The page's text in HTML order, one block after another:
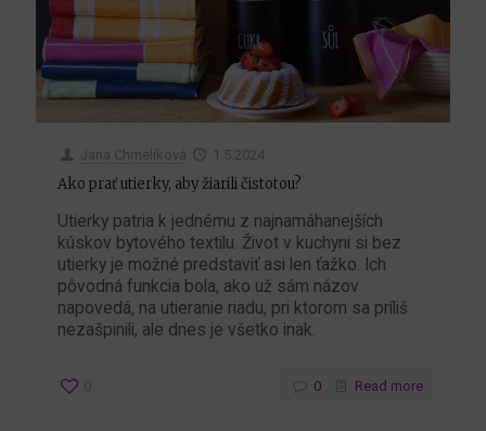
Jana Chmelíková 1.5.2024
Ako prať utierky, aby žiarili čistotou?
Utierky patria k jednému z najnamáhanejších
kúskov bytového textilu. Život v kuchyni si bez
utierky je možné predstaviť asi len ťažko. Ich
pôvodná funkcia bola, ako už sám názov
napovedá, na utieranie riadu, pri ktorom sa príliš
nezašpinili, ale dnes je všetko inak.
0 0 Read more